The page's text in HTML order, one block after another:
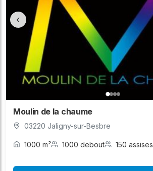
‹
Moulin de la chaume
03220 Jaligny-sur-Besbre
1000 m² 1000 debout 150 assises